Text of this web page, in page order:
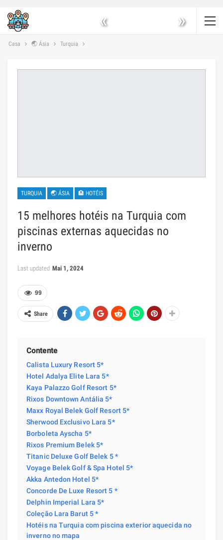
« »
Casa 🌏 Ásia Turquia
TURQUIA 🌏 ÁSIA 🏨 HOTÉIS
15 melhores hotéis na Turquia com
piscinas externas aquecidas no
inverno
Last updated Mai 1, 2024
99
Share
Contente
Calista Luxury Resort 5*
Hotel Adalya Elite Lara 5*
Kaya Palazzo Golf Resort 5*
Rixos Downtown Antália 5*
Maxx Royal Belek Golf Resort 5*
Sherwood Exclusivo Lara 5*
Borboleta Ayscha 5*
Rixos Premium Belek 5*
Titanic Deluxe Golf Belek 5 *
Voyage Belek Golf & Spa Hotel 5*
Akka Antedon Hotel 5*
Concorde De Luxe Resort 5 *
Delphin Imperial Lara 5*
Coleção Lara Barut 5 *
Hotéis na Turquia com piscina exterior aquecida no
inverno no mapa